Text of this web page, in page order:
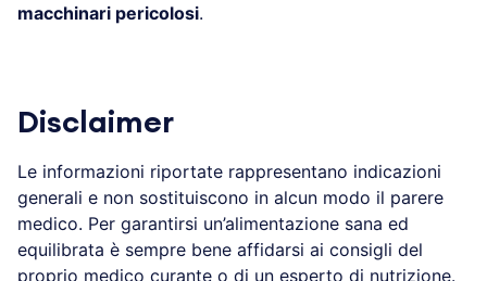
macchinari pericolosi.
Disclaimer
Le informazioni riportate rappresentano indicazioni
generali e non sostituiscono in alcun modo il parere
medico. Per garantirsi un’alimentazione sana ed
equilibrata è sempre bene affidarsi ai consigli del
proprio medico curante o di un esperto di nutrizione.